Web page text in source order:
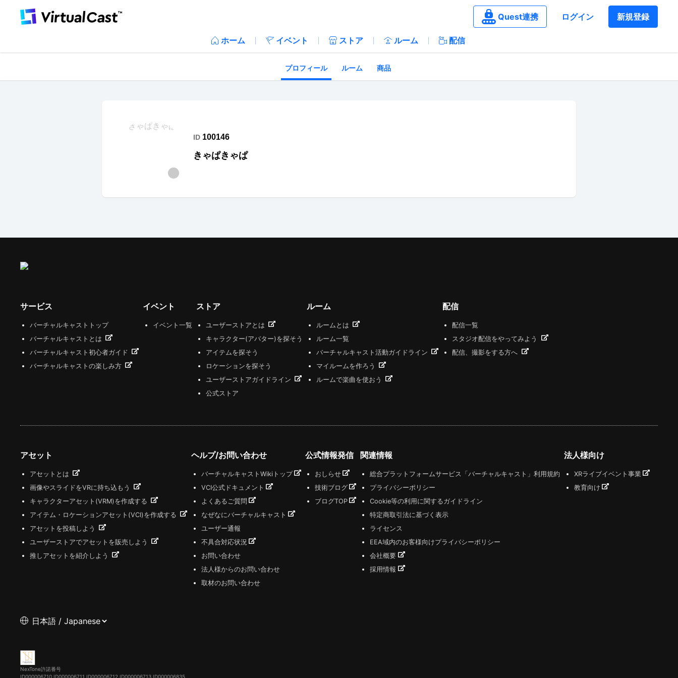
Quest連携 ログイン 新規登録
ホーム イベント ストア ルーム 配信
プロフィール ルーム 商品
ID 100146
きゃぱきゃぱ
サービス
バーチャルキャストトップ
バーチャルキャストとは
バーチャルキャスト初心者ガイド
バーチャルキャストの楽しみ方
イベント
イベント一覧
ストア
ユーザーストアとは
キャラクター(アバター)を探そう
アイテムを探そう
ロケーションを探そう
ユーザーストアガイドライン
公式ストア
ルーム
ルームとは
ルーム一覧
バーチャルキャスト活動ガイドライン
マイルームを作ろう
ルームで楽曲を使おう
配信
配信一覧
スタジオ配信をやってみよう
配信、撮影をする方へ
アセット
アセットとは
画像やスライドをVRに持ち込もう
キャラクターアセット(VRM)を作成する
アイテム・ロケーションアセット(VCI)を作成する
アセットを投稿しよう
ユーザーストアでアセットを販売しよう
推しアセットを紹介しよう
ヘルプ/お問い合わせ
バーチャルキャストWikiトップ
VCI公式ドキュメント
よくあるご質問
なぜなにバーチャルキャスト
ユーザー通報
不具合対応状況
お問い合わせ
法人様からのお問い合わせ
取材のお問い合わせ
公式情報発信
おしらせ
技術ブログ
ブログTOP
関連情報
総合プラットフォームサービス「バーチャルキャスト」利用規約
プライバシーポリシー
Cookie等の利用に関するガイドライン
特定商取引法に基づく表示
ライセンス
EEA域内のお客様向けプライバシーポリシー
会社概要
採用情報
法人様向け
XRライブイベント事業
教育向け
NexTone許諾番号
ID000006710 ID000006711 ID000006712 ID000006713 ID000006835